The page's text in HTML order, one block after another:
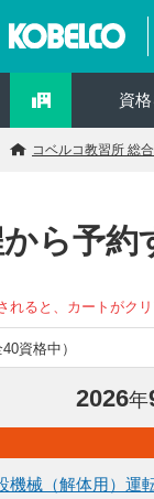
資
コベルコ教習所 総
から予約
ると、カートがクリ
40資格中）
2026年
機械（解体用）運